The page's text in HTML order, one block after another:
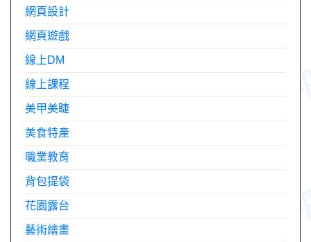
網頁設計
網頁遊戲
線上DM
線上課程
美甲美睫
美食特產
職業教育
背包提袋
花園露台
藝術繪畫